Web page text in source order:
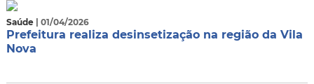
Saúde | 01/04/2026
Prefeitura realiza desinsetização na região da Vila
Nova